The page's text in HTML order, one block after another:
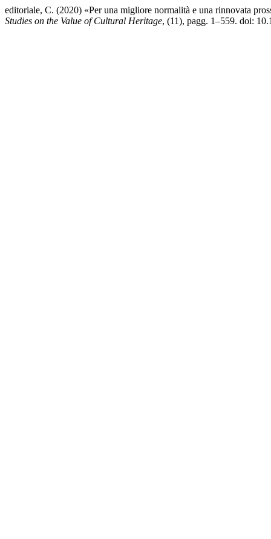
editoriale, C. (2020) «Per una migliore normalità e una rinnovata
Studies on the Value of Cultural Heritage, (11), pagg. 1–559. doi: